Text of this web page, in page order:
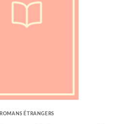
ROMANS ÉTRANGERS